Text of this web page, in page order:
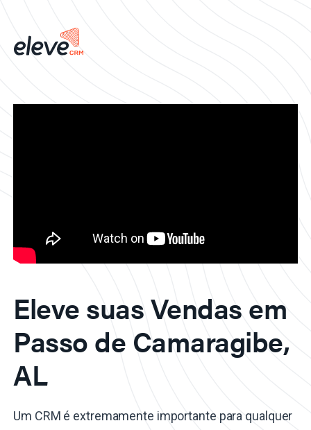
Eleve suas Vendas em
Passo de Camaragibe,
AL
Um CRM é extremamente importante para qualquer